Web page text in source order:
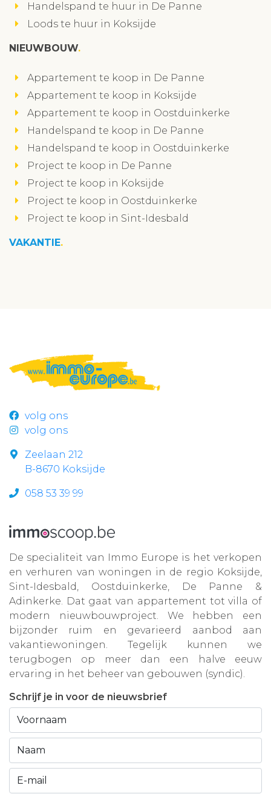
Handelspand te huur in De Panne
Loods te huur in Koksijde
NIEUWBOUW
Appartement te koop in De Panne
Appartement te koop in Koksijde
Appartement te koop in Oostduinkerke
Handelspand te koop in De Panne
Handelspand te koop in Oostduinkerke
Project te koop in De Panne
Project te koop in Koksijde
Project te koop in Oostduinkerke
Project te koop in Sint-Idesbald
VAKANTIE
volg ons
volg ons
Zeelaan 212
B-8670 Koksijde
058 53 39 99
De specialiteit van Immo Europe is het verkopen
en verhuren van woningen in de regio Koksijde,
Sint-Idesbald, Oostduinkerke, De Panne &
Adinkerke. Dat gaat van appartement tot villa of
modern nieuwbouwproject. We hebben een
bijzonder ruim en gevarieerd aanbod aan
vakantiewoningen. Tegelijk kunnen we
terugbogen op meer dan een halve eeuw
ervaring in het beheer van gebouwen (syndic).
Schrijf je in voor de nieuwsbrief